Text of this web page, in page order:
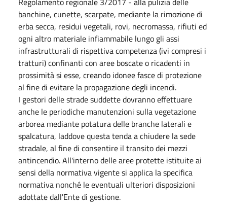
banchine, cunette, scarpate, mediante la rimozione di
erba secca, residui vegetali, rovi, necromassa, rifiuti ed
ogni altro materiale infiammabile lungo gli assi
infrastrutturali di rispettiva competenza (ivi compresi i
tratturi) confinanti con aree boscate o ricadenti in
prossimità si esse, creando idonee fasce di protezione
al fine di evitare la propagazione degli incendi.
I gestori delle strade suddette dovranno effettuare
anche le periodiche manutenzioni sulla vegetazione
arborea mediante potatura delle branche laterali e
spalcatura, laddove questa tenda a chiudere la sede
stradale, al fine di consentire il transito dei mezzi
antincendio. All'interno delle aree protette istituite ai
sensi della normativa vigente si applica la specifica
normativa nonché le eventuali ulteriori disposizioni
adottate dall'Ente di gestione.